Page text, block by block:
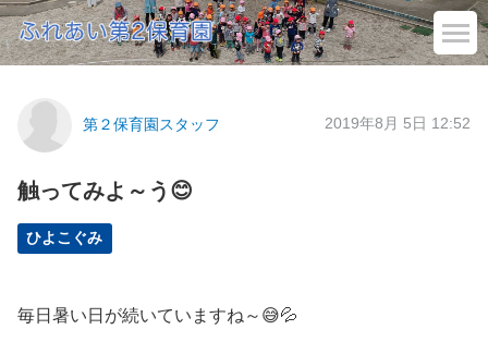
第２保育園スタッフ 2019年8月 5日 12:52
触ってみよ～う😊
ひよこぐみ
毎日暑い日が続いていますね～😅💦